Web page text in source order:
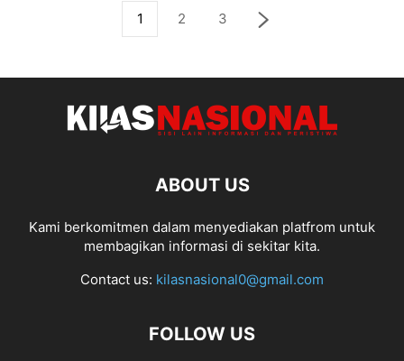
1 2 3
ABOUT US
Kami berkomitmen dalam menyediakan platfrom untuk
membagikan informasi di sekitar kita.
Contact us: kilasnasional0@gmail.com
FOLLOW US